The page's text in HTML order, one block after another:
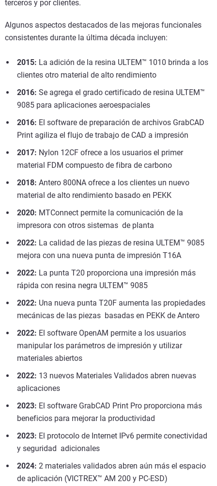
terceros y por clientes.
Algunos aspectos destacados de las mejoras funcionales
consistentes durante la última década incluyen:
2015: La adición de la resina ULTEM™ 1010 brinda a los
clientes otro material de alto rendimiento
2016: Se agrega el grado certificado de resina ULTEM™
9085 para aplicaciones aeroespaciales
2016: El software de preparación de archivos GrabCAD
Print agiliza el flujo de trabajo de CAD a impresión
2017: Nylon 12CF ofrece a los usuarios el primer
material FDM compuesto de fibra de carbono
2018: Antero 800NA ofrece a los clientes un nuevo
material de alto rendimiento basado en PEKK
2020: MTConnect permite la comunicación de la
impresora con otros sistemas de planta
2022: La calidad de las piezas de resina ULTEM™ 9085
mejora con una nueva punta de impresión T16A
2022: La punta T20 proporciona una impresión más
rápida con resina negra ULTEM™ 9085
2022: Una nueva punta T20F aumenta las propiedades
mecánicas de las piezas basadas en PEKK de Antero
2022: El software OpenAM permite a los usuarios
manipular los parámetros de impresión y utilizar
materiales abiertos
2022: 13 nuevos Materiales Validados abren nuevas
aplicaciones
2023: El software GrabCAD Print Pro proporciona más
beneficios para mejorar la productividad
2023: El protocolo de Internet IPv6 permite conectividad
y seguridad adicionales
2024: 2 materiales validados abren aún más el espacio
de aplicación (VICTREX™ AM 200 y PC-ESD)